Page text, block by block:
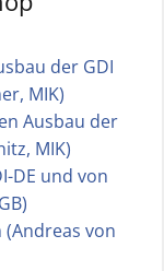
der GDI
MIK)
Ausbau der
MIK)
DE und von
(Andreas von